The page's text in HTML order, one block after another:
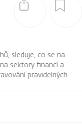
sleduje, co se na
sektory financí a
pravidelných